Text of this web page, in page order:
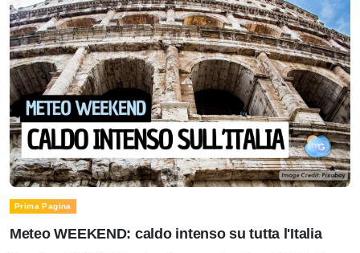
Prima Pagina
Meteo WEEKEND: caldo intenso su tutta l'Italia